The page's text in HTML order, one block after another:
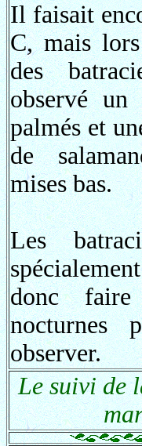
Il faisait
C, mais
des
observé
palmés et
de
mises bas.
Les
donc faire
nocturnes
observer.
Le suivi de